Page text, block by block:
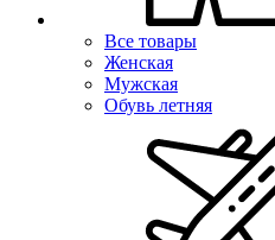
Все товары
Женская
Мужская
Обувь летняя